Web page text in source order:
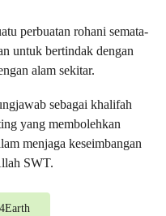
perbuatan rohani semata-
untuk bertindak dengan
alam sekitar.
sebagai khalifah
yang membolehkan
menjaga keseimbangan
SWT.